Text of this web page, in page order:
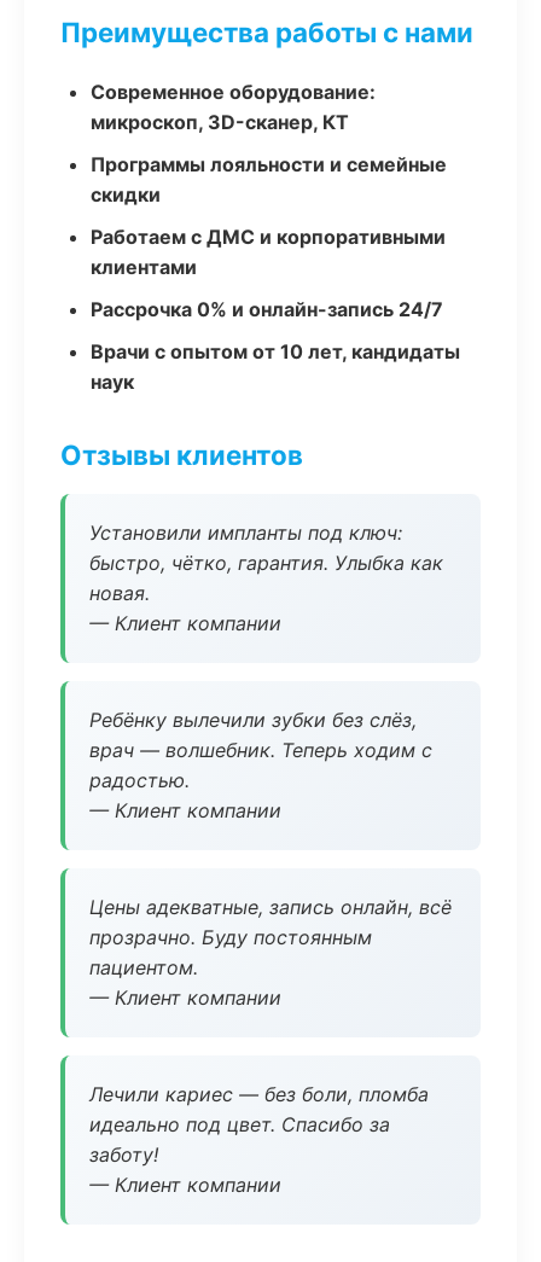
Преимущества работы с нами
Современное оборудование:
микроскоп, 3D-сканер, КТ
Программы лояльности и семейные
скидки
Работаем с ДМС и корпоративными
клиентами
Рассрочка 0% и онлайн-запись 24/7
Врачи с опытом от 10 лет, кандидаты
наук
Отзывы клиентов
Установили импланты под ключ:
быстро, чётко, гарантия. Улыбка как
новая.
— Клиент компании
Ребёнку вылечили зубки без слёз,
врач — волшебник. Теперь ходим с
радостью.
— Клиент компании
Цены адекватные, запись онлайн, всё
прозрачно. Буду постоянным
пациентом.
— Клиент компании
Лечили кариес — без боли, пломба
идеально под цвет. Спасибо за
заботу!
— Клиент компании